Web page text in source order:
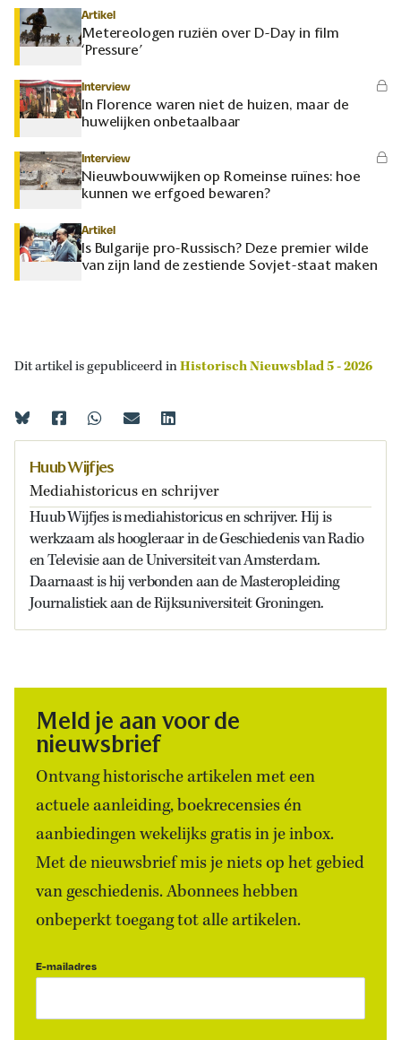
Artikel
Metereologen ruziën over D-Day in film
‘Pressure’
Interview
In Florence waren niet de huizen, maar de
huwelijken onbetaalbaar
Interview
Nieuwbouwwijken op Romeinse ruïnes: hoe
kunnen we erfgoed bewaren?
Artikel
Is Bulgarije pro-Russisch? Deze premier wilde
van zijn land de zestiende Sovjet-staat maken
Dit artikel is gepubliceerd inHistorisch Nieuwsblad 5 - 2026
Huub Wijfjes
Mediahistoricus en schrijver
Huub Wijfjes is mediahistoricus en schrijver. Hij is
werkzaam als hoogleraar in de Geschiedenis van Radio
en Televisie aan de Universiteit van Amsterdam.
Daarnaast is hij verbonden aan de Masteropleiding
Journalistiek aan de Rijksuniversiteit Groningen.
Meld je aan voor de
nieuwsbrief
Ontvang historische artikelen met een
actuele aanleiding, boekrecensies én
aanbiedingen wekelijks gratis in je inbox.
Met de nieuwsbrief mis je niets op het gebied
van geschiedenis. Abonnees hebben
onbeperkt toegang tot alle artikelen.
E-mailadres